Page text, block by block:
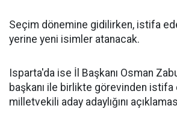
Seçim dönemine gidilirken, istifa
yerine yeni isimler atanacak.
Isparta'da ise İl Başkanı Osman
başkanı ile birlikte görevinden istifa
milletvekili aday adaylığını